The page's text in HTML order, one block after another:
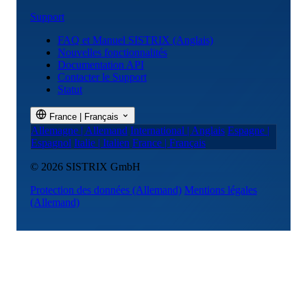
Support
FAQ et Manuel SISTRIX (Anglais)
Nouvelles fonctionnalités
Documentation API
Contacter le Support
Statut
France | Français
Allemagne | Allemand International | Anglais Espagne |
Espagnol Italie | Italien France | Français
© 2026 SISTRIX GmbH
Protection des données (Allemand) Mentions légales
(Allemand)